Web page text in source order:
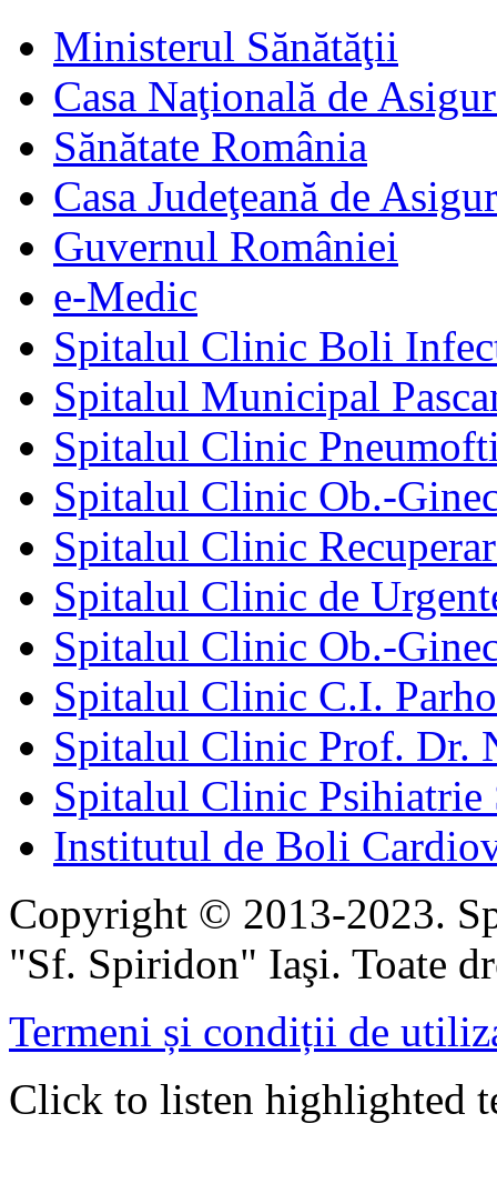
Ministerul Sănătăţii
Casa Naţională de
Sănătate România
Casa Judeţeană de
Guvernul României
e-Medic
Spitalul Clinic Boli
Spitalul Municipal
Spitalul Clinic
Spitalul Clinic Ob.-
Spitalul Clinic
Spitalul Clinic de
Spitalul Clinic Ob.-
Spitalul Clinic C.I.
Spitalul Clinic Prof. Dr.
Spitalul Clinic Psihiatrie
Institutul de Boli
Copyright © 2013-2023.
"Sf. Spiridon" Iaşi. Toate
Termeni și condiții de
Click to listen highlighted